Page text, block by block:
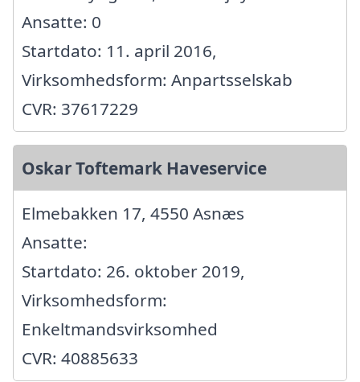
Ansatte: 0
Startdato: 11. april 2016,
Virksomhedsform: Anpartsselskab
CVR: 37617229
Oskar Toftemark Haveservice
Elmebakken 17, 4550 Asnæs
Ansatte:
Startdato: 26. oktober 2019,
Virksomhedsform:
Enkeltmandsvirksomhed
CVR: 40885633